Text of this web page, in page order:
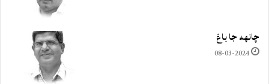
چانهه جا باغ
08-03-2024